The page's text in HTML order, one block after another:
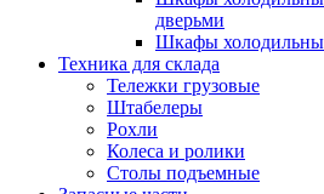
дверьми
Шкафы
Техника для склада
Тележки грузовые
Штабелеры
Рохли
Колеса и ролики
Столы подъемные